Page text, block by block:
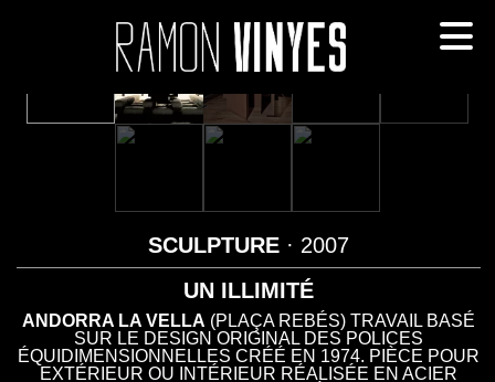
SCULPTURE · 2007
UN ILLIMITÉ
ANDORRA LA VELLA (PLAÇA REBÉS) TRAVAIL BASÉ
SUR LE DESIGN ORIGINAL DES POLICES
ÉQUIDIMENSIONNELLES CRÉÉ EN 1974. PIÈCE POUR
EXTÉRIEUR OU INTÉRIEUR RÉALISÉE EN ACIER